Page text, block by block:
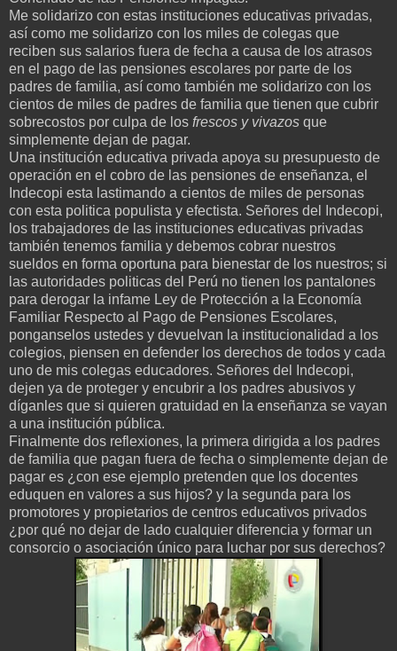
Me solidarizo con estas instituciones educativas privadas,
así como me solidarizo con los miles de colegas que
reciben sus salarios fuera de fecha a causa de los atrasos
en el pago de las pensiones escolares por parte de los
padres de familia, así como también me solidarizo con los
cientos de miles de padres de familia que tienen que cubrir
sobrecostos por culpa de los frescos y vivazos que
simplemente dejan de pagar.
Una institución educativa privada apoya su presupuesto de
operación en el cobro de las pensiones de enseñanza, el
Indecopi esta lastimando a cientos de miles de personas
con esta politica populista y efectista. Señores del Indecopi,
los trabajadores de las instituciones educativas privadas
también tenemos familia y debemos cobrar nuestros
sueldos en forma oportuna para bienestar de los nuestros; si
las autoridades politicas del Perú no tienen los pantalones
para derogar la infame Ley de Protección a la Economía
Familiar Respecto al Pago de Pensiones Escolares,
ponganselos ustedes y devuelvan la institucionalidad a los
colegios, piensen en defender los derechos de todos y cada
uno de mis colegas educadores. Señores del Indecopi,
dejen ya de proteger y encubrir a los padres abusivos y
díganles que si quieren gratuidad en la enseñanza se vayan
a una institución pública.
Finalmente dos reflexiones, la primera dirigida a los padres
de familia que pagan fuera de fecha o simplemente dejan de
pagar es ¿con ese ejemplo pretenden que los docentes
eduquen en valores a sus hijos? y la segunda para los
promotores y propietarios de centros educativos privados
¿por qué no dejar de lado cualquier diferencia y formar un
consorcio o asociación único para luchar por sus derechos?